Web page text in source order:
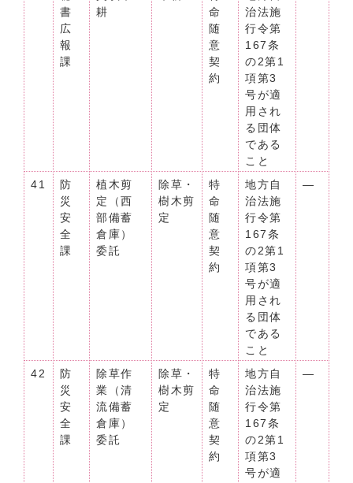
書
広
報
課
耕
命
随
意
契
約
治法施
行令第
167条
の2第1
項第3
号が適
用され
る団体
である
こと
41
防
災
安
全
課
植木剪
定（西
部備蓄
倉庫）
委託
除草・
樹木剪
定
特
命
随
意
契
約
地方自
治法施
行令第
167条
の2第1
項第3
号が適
用され
る団体
である
こと
―
42
防
災
安
全
課
除草作
業（清
流備蓄
倉庫）
委託
除草・
樹木剪
定
特
命
随
意
契
約
地方自
治法施
行令第
167条
の2第1
項第3
号が適
―